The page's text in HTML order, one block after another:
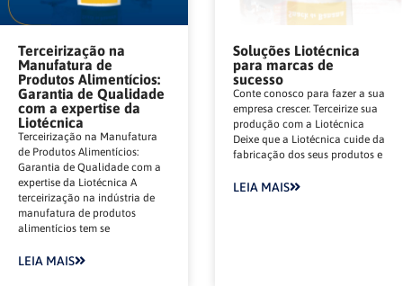
Terceirização na
Manufatura de
Produtos Alimentícios:
Garantia de Qualidade
com a expertise da
Liotécnica
Terceirização na Manufatura
de Produtos Alimentícios:
Garantia de Qualidade com a
expertise da Liotécnica A
terceirização na indústria de
manufatura de produtos
alimentícios tem se
LEIA MAIS
Soluções Liotécnica
para marcas de
sucesso
Conte conosco para fazer a sua
empresa crescer. Terceirize sua
produção com a Liotécnica
Deixe que a Liotécnica cuide da
fabricação dos seus produtos e
LEIA MAIS